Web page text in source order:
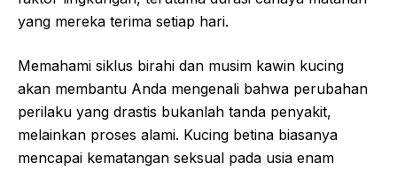
yang mereka terima setiap hari.
Memahami siklus birahi dan musim kawin kucing
akan membantu Anda mengenali bahwa perubahan
perilaku yang drastis bukanlah tanda penyakit,
melainkan proses alami. Kucing betina biasanya
mencapai kematangan seksual pada usia enam